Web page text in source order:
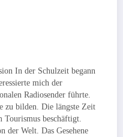
In der Schulzeit begann
mich der
Radiosender führte.
zu bilden. Die längste Zeit
Tourismus beschäftigt.
der Welt. Das Gesehene